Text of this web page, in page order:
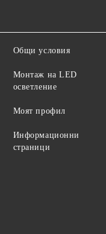
Общи условия
Монтаж на LED
осветление
Моят профил
Информационни
страници